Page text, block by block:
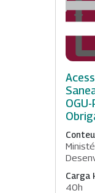
Carga
40h